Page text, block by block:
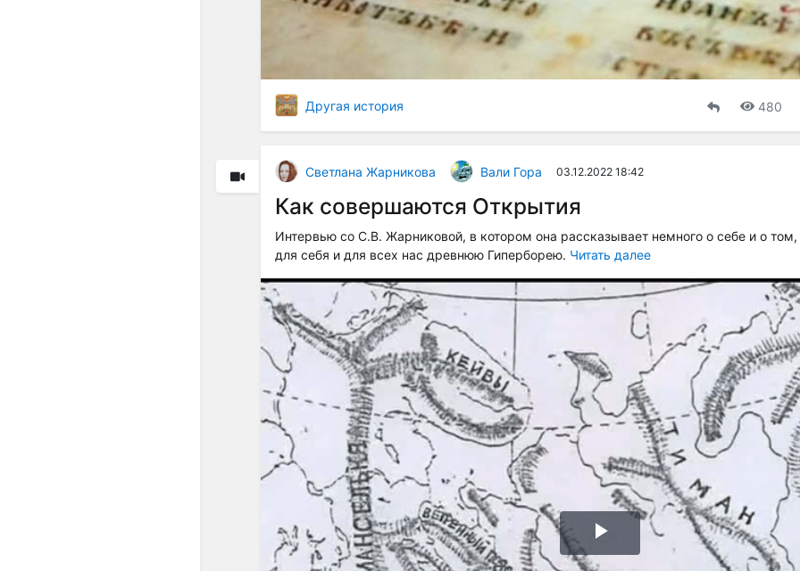
Другая история 480
Светлана Жарникова Вали Гора 03.12.2022 18:42
Как совершаются Открытия
Интервью со С.В. Жарниковой, в котором она рассказывает немного о себе и о том,
для себя и для всех нас древнюю Гиперборею. Читать далее
Воспроизвести